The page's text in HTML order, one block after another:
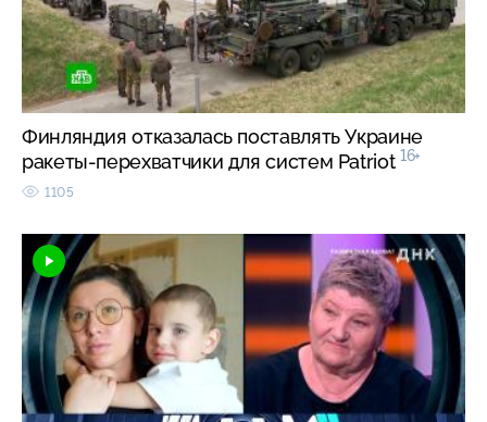
Финляндия отказалась поставлять Украине
ракеты-перехватчики для систем Patriot 16+
1105